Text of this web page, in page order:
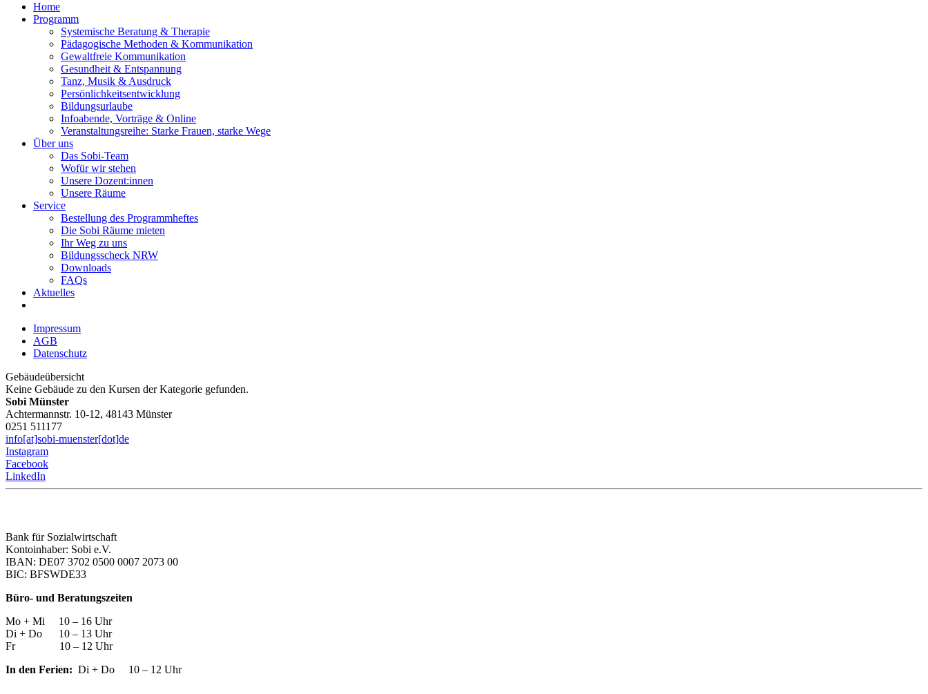
Home
Programm
Systemische Beratung & Therapie
Pädagogische Methoden & Kommunikation
Gewaltfreie Kommunikation
Gesundheit & Entspannung
Tanz, Musik & Ausdruck
Persönlichkeitsentwicklung
Bildungsurlaube
Infoabende, Vorträge & Online
Veranstaltungsreihe: Starke Frauen, starke Wege
Über uns
Das Sobi-Team
Wofür wir stehen
Unsere Dozent:innen
Unsere Räume
Service
Bestellung des Programmheftes
Die Sobi Räume mieten
Ihr Weg zu uns
Bildungsscheck NRW
Downloads
FAQs
Aktuelles
Impressum
AGB
Datenschutz
Gebäudeübersicht
Keine Gebäude zu den Kursen der Kategorie gefunden.
Sobi Münster
Achtermannstr. 10-12, 48143 Münster
0251 511177
info[at]sobi-muenster[dot]de
Instagram
Facebook
LinkedIn
Bank für Sozialwirtschaft
Kontoinhaber: Sobi e.V.
IBAN: DE07 3702 0500 0007 2073 00
BIC: BFSWDE33
Büro- und Beratungszeiten
Mo + Mi 10 – 16 Uhr
Di + Do 10 – 13 Uhr
Fr 10 – 12 Uhr
In den Ferien: Di + Do 10 – 12 Uhr